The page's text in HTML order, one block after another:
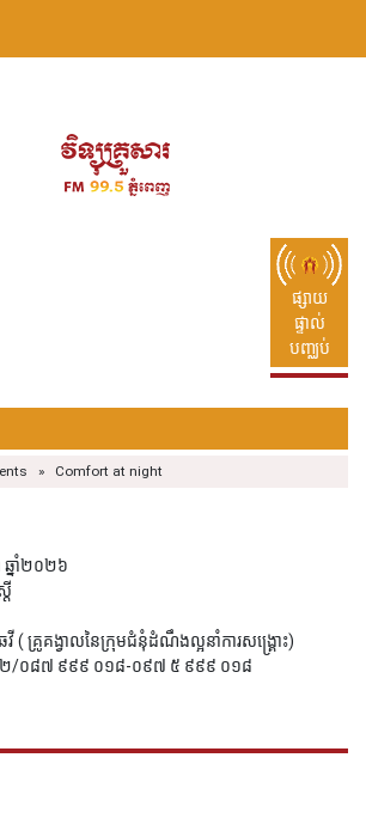
ផ្សាយ
ផ្ទាល់
បញ្ឈប់
» Comfort at night
ឆ្នាំ២០២៦
( គ្រូគង្វាលនៃក្រុមជំនុំដំណឹងល្អនាំការសង្គ្រោះ)
/០៨៧ ៩៩៩ ០១៨-០៩៧ ៥ ៩៩៩ ០១៨